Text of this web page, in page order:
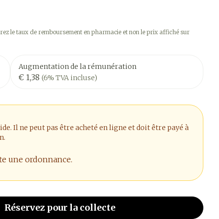
le taux de remboursement en pharmacie et non le prix affiché sur
Augmentation de la rémunération
€ 1,38 (6% TVA incluse)
Il ne peut pas être acheté en ligne et doit être payé à
une ordonnance.
Réservezpour la collecte